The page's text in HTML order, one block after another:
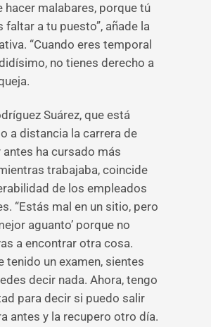
hacer malabares, porque tú
faltar a tu puesto”, añade la
“Cuando eres temporal
no tienes derecho a
Suárez, que está
a distancia la carrera de
antes ha cursado más
trabajaba, coincide
de los empleados
“Estás mal en un sitio, pero
aguanto’ porque no
a encontrar otra cosa.
tenido un examen, sientes
decir nada. Ahora, tengo
para decir si puedo salir
antes y la recupero otro día.